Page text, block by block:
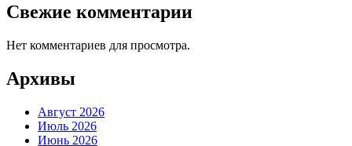
Свежие комментарии
Нет комментариев для просмотра.
Архивы
Август 2026
Июль 2026
Июнь 2026